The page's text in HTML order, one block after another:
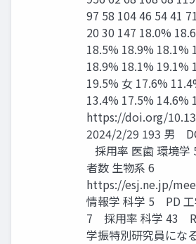
97 58 104 46 54 41
20 30 147 18.0%
18.5% 18.9% 18.1%
18.9% 18.1% 19.1%
19.5% 女 17.6%
13.4% 17.5%
https://doi.org/
2024/2/29 193 男
採用率 医歯 環境
者数 生物系 6
https://esj.ne.jp/
情報学 科学 5 PD
7 採用率 科学 43
学振特別研究員にな